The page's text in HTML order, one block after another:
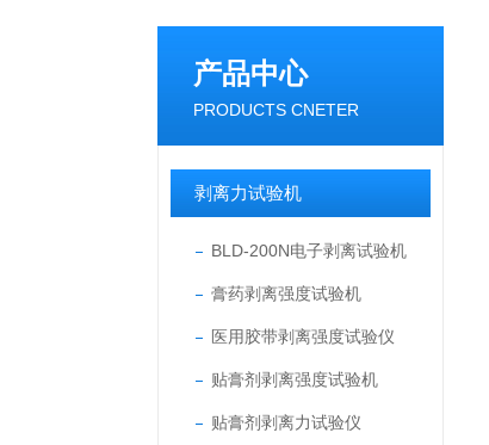
产品中心
PRODUCTS CNETER
剥离力试验机
BLD-200N电子剥离试验机
膏药剥离强度试验机
医用胶带剥离强度试验仪
贴膏剂剥离强度试验机
贴膏剂剥离力试验仪